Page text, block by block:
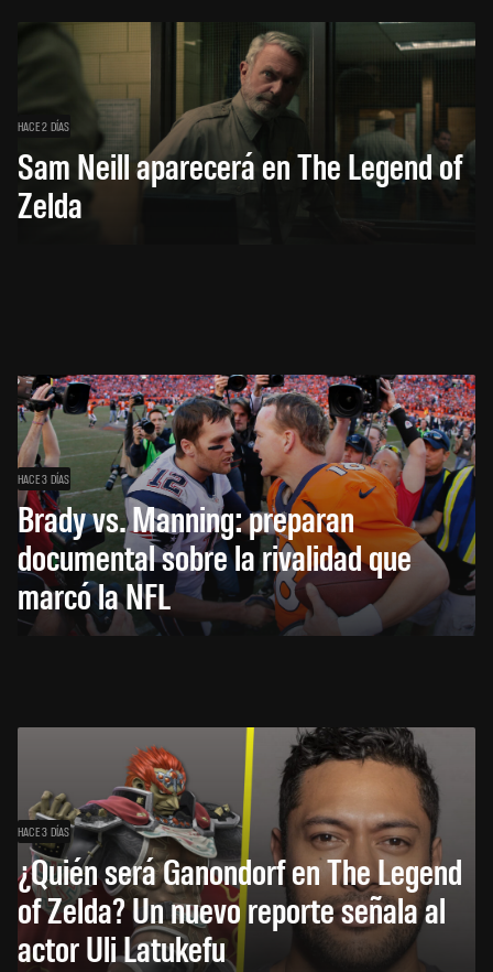
HACE 2 DÍAS
Sam Neill aparecerá en The Legend of
Zelda
HACE 3 DÍAS
Brady vs. Manning: preparan
documental sobre la rivalidad que
marcó la NFL
HACE 3 DÍAS
¿Quién será Ganondorf en The Legend
of Zelda? Un nuevo reporte señala al
actor Uli Latukefu